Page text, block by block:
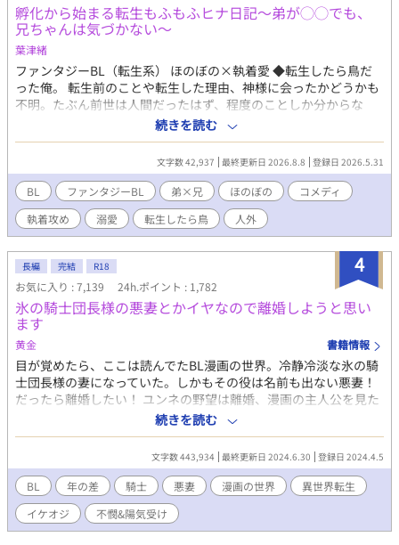
孵化から始まる転生もふもふヒナ日記〜弟が◯◯でも、
兄ちゃんは気づかない〜
葉津緒
ファンタジーBL（転生系） ほのぼの×執着愛 ◆転生したら鳥だ
った俺。 転生前のことや転生した理由、神様に会ったかどうかも
不明。たぶん前世は人間だったはず、程度のことしか分からな
い。ここが地球なのか異世界なのかも分からない。でもまあ難し
いことは考えず、今は鳥として頑張ろうかな。 能天気なポンコツ
転生雛鳥（兄）と、無口で目つきの悪い末っ子雛鳥（弟）によ
る、もふもふな日々……だけじゃない……？ ◆元人間のもふもふ
雛鳥（受）×正体を隠す重めな執着弟（攻）。一見かわいい二羽
のもふもふ兄弟たちの、すれ違いコメディ＆時々シリアス物語🐣
※本編は全年齢向けBLになります。 完結後に番外編にて少しだけ
いちゃいちゃな場面（R15程度）を書く予定です。
続きを読む
文字数 42,937 最終更新日 2026.8.8 登録日 2026.5.31
BL ファンタジーBL 弟×兄 ほのぼの
コメディ
執着攻め
溺愛 転生したら鳥 人外
4
長編 完結 R18
お気に入り : 7,139 24h.ポイント : 1,782
氷の騎士団長様の悪妻とかイヤなので離婚しようと思い
ます
黄金 書籍情報
目が覚めたら、ここは読んでたBL漫画の世界。冷静冷淡な氷の騎
士団長様の妻になっていた。しかもその役は名前も出ない悪妻！
だったら離婚したい！ ユンネの野望は離婚、漫画の主人公を見た
い、という二つの事。 お供に老侍従ソマルデを伴って、主人公が
いる王宮に向かうのだった。 本編61話まで 番外編 なんか長くな
ってます。お付き合い下されば幸いです。 ※細目キャラが好きな
ので書いてます。 多くの方に読んでいただき嬉しいです。
コメント、お気に入り、しおり、イイねを沢山有難うございま
す。
続きを読む
文字数 443,934 最終更新日 2024.6.30 登録日 2024.4.5
BL 年の差 騎士 悪妻 漫画の世界
異世界転生
イケオジ
不憫&陽気受け